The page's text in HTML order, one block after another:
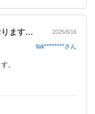
とても使いやすくて満足しております。必… 2025/8/16
tak********さん
。